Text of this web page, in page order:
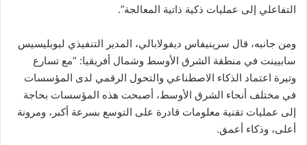
التفاعلي إلى عمليات ذكية ذاتية المعالجة”.
ومن جانبه، قال سرينيفاس ديفولابالي، المدير التنفيذي لبوبليسيس
سابيينت في منطقة الشرق الأوسط وشمال أفريقيا: “مع تسارع
وتيرة اعتماد الذكاء الاصطناعي والتحول الرقمي لدى المؤسسات
في مختلف أنحاء الشرق الأوسط، أصبحت هذه المؤسسات بحاجة
إلى عمليات تقنية معلومات قادرة على التوسع بسرعة أكبر، ومرونة
أعلى، وذكاء أعمق.